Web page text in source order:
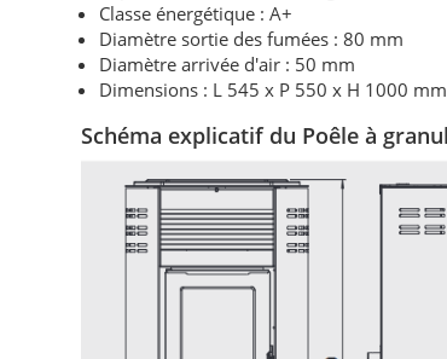
Classe énergétique : A+
Diamètre sortie des fumées :80 mm
Diamètre arrivée d'air : 50 mm
Dimensions : L 545 x P 550 x H 1000 mm
Schéma explicatif du Poêle à